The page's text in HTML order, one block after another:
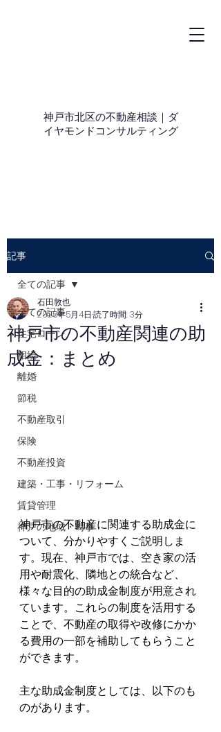
神戸市北区の不動産相談｜ダ
イヤモンドコンサルティング
記事
全ての記事
住宅ローン
相続
離婚
節税
不動産取引
保険
不動産投資
建築・工事・リフォーム
賃貸管理
神戸の地域・時事
全ての記事
神戸市の不動産関連の助
成金：まとめ
石田敦也
2025年5月4日 読了時間: 3分
神戸市の不動産に関連する助成金に
ついて、分かりやすくご説明しま
す。現在、神戸市では、空き家の活
用や耐震化、隣地との統合など、
様々な目的の助成金制度が用意され
ています。これらの制度を活用する
ことで、不動産の取得や改修にかか
る費用の一部を補助してもらうこと
ができます。
主な助成金制度としては、以下のも
のがあります。